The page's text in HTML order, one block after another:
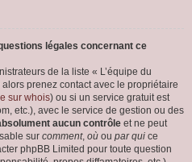
légales concernant ce
de la liste « L’équipe du
prenez contact avec le propriétaire
sur whois) ou si un service gratuit est
etc.), avec le service de gestion ou des
aucun contrôle et ne peut
sur comment, où ou par qui ce
phpBB Limited pour toute question